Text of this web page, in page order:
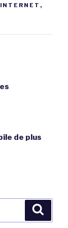
INTERNET ,
de plus